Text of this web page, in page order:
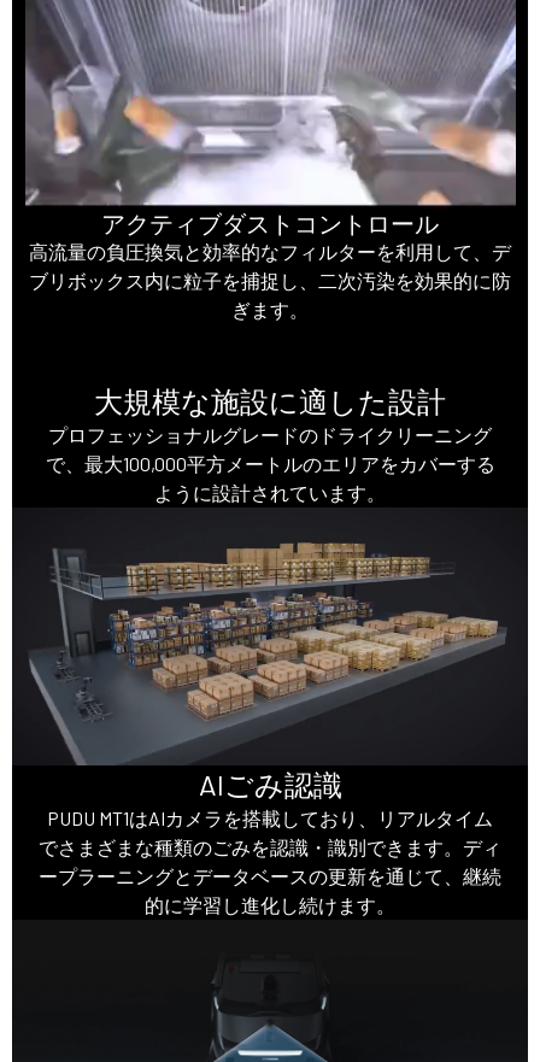
アクティブダストコントロール
高流量の負圧換気と効率的なフィルターを利用して、デ
ブリボックス内に粒子を捕捉し、二次汚染を効果的に防
ぎます。
大規模な施設に適した設計
プロフェッショナルグレードのドライクリーニング
で、最大100,000平方メートルのエリアをカバーする
ように設計されています。
AIごみ認識
PUDU MT1はAIカメラを搭載しており、リアルタイム
でさまざまな種類のごみを認識・識別できます。ディ
ープラーニングとデータベースの更新を通じて、継続
的に学習し進化し続けます。